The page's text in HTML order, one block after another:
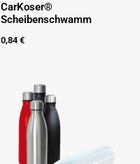
CarKoser®
Scheibenschwamm
0,84€